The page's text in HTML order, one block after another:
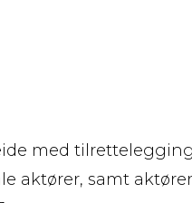
med
aktører, samt